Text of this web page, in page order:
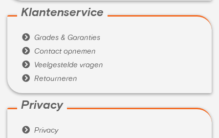
Klantenservice
 Grades & Garanties
 Contact opnemen
 Veelgestelde vragen
 Retourneren
Privacy
 Privacy